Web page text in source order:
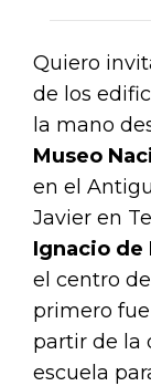
Quiero
de los
la mano
Museo
en el
Javier en
Ignacio de
el centro
primero
partir de la
escuela